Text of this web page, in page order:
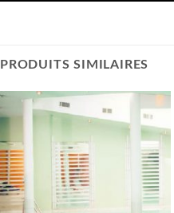
PRODUITS SIMILAIRES